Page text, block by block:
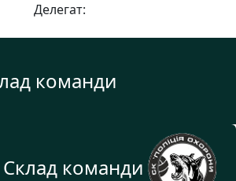
Делегат:
команди
Склад команди